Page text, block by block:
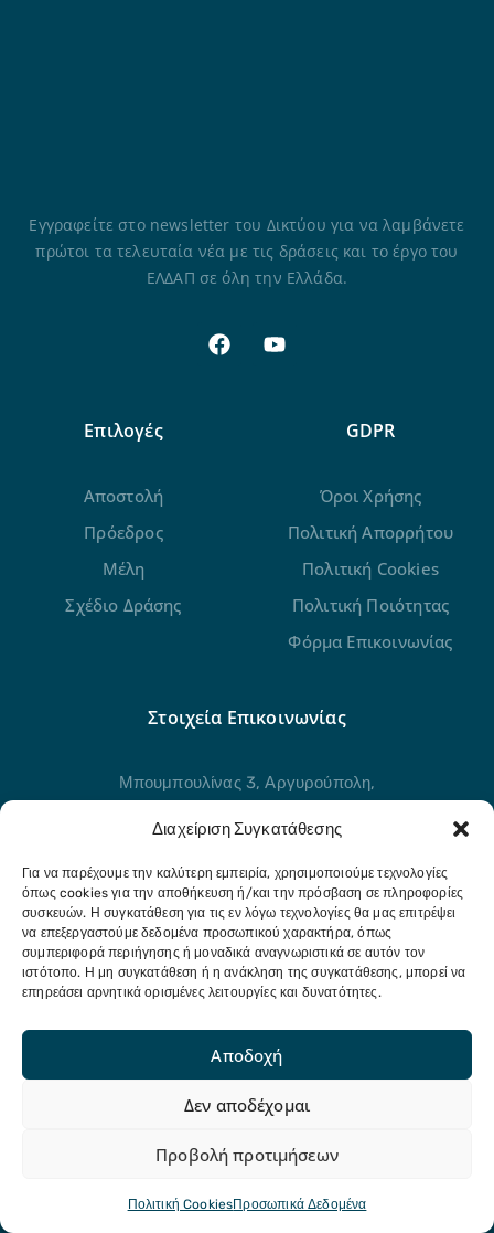
Διαχείριση Συγκατάθεσης
Για να παρέχουμε την καλύτερη εμπειρία, χρησιμοποιούμε τεχνολογίες
όπως cookies για την αποθήκευση ή/και την πρόσβαση σε πληροφορίες
συσκευών. Η συγκατάθεση για τις εν λόγω τεχνολογίες θα μας επιτρέψει
να επεξεργαστούμε δεδομένα προσωπικού χαρακτήρα, όπως
συμπεριφορά περιήγησης ή μοναδικά αναγνωριστικά σε αυτόν τον
ιστότοπο. Η μη συγκατάθεση ή η ανάκληση της συγκατάθεσης, μπορεί να
επηρεάσει αρνητικά ορισμένες λειτουργίες και δυνατότητες.
Αποδοχή
Δεν αποδέχομαι
Προβολή προτιμήσεων
Πολιτική CookiesΠροσωπικά Δεδομένα
Εγγραφείτε στο newsletter του Δικτύου για να λαμβάνετε
πρώτοι τα τελευταία νέα με τις δράσεις και το έργο του
ΕΛΔΑΠ σε όλη την Ελλάδα.
Επιλογές
Αποστολή
Πρόεδρος
Μέλη
Σχέδιο Δράσης
GDPR
Όροι Χρήσης
Πολιτική Απορρήτου
Πολιτική Cookies
Πολιτική Ποιότητας
Φόρμα Επικοινωνίας
Στοιχεία Επικοινωνίας
Μπουμπουλίνας 3, Αργυρούπολη,
211 21 80 954
Στείλτε μας μήνυμα
info@eldap.gr
Ελληνικό Δίκτυο Ανθεκτικών Πόλεων © 2025.
Με επιφύλαξη παντός δικαιώματος
Fueled byQUESTIT